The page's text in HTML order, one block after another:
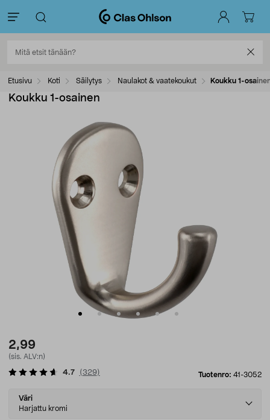
Etusivu Koti Säilytys Naulakot & vaatekoukut Koukku 1-
Koukku 1-osainen
2,99
(sis. ALV:n)
Tuotenro: 41-3052
4.7 (329)
Select
variant
Väri
Harjattu kromi